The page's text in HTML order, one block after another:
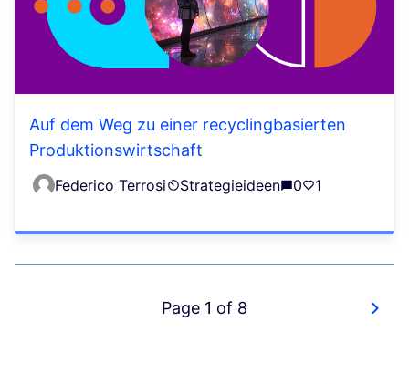
Auf dem Weg zu einer recyclingbasierten
Produktionswirtschaft
Federico Terrosi Strategieideen 0 1
Page 1 of 8